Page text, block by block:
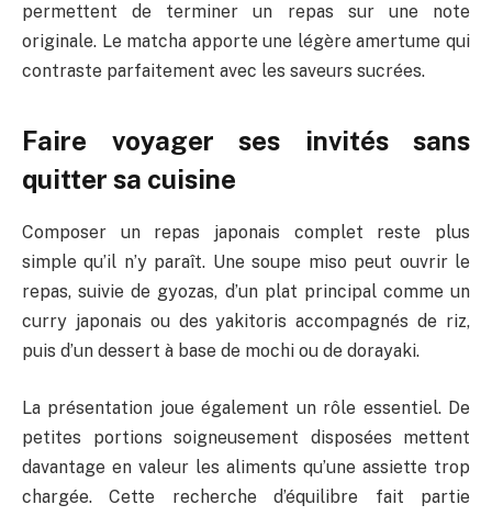
permettent de terminer un repas sur une note
originale. Le matcha apporte une légère amertume qui
contraste parfaitement avec les saveurs sucrées.
Faire voyager ses invités sans
quitter sa cuisine
Composer un repas japonais complet reste plus
simple qu’il n’y paraît. Une soupe miso peut ouvrir le
repas, suivie de gyozas, d’un plat principal comme un
curry japonais ou des yakitoris accompagnés de riz,
puis d’un dessert à base de mochi ou de dorayaki.
La présentation joue également un rôle essentiel. De
petites portions soigneusement disposées mettent
davantage en valeur les aliments qu’une assiette trop
chargée. Cette recherche d’équilibre fait partie